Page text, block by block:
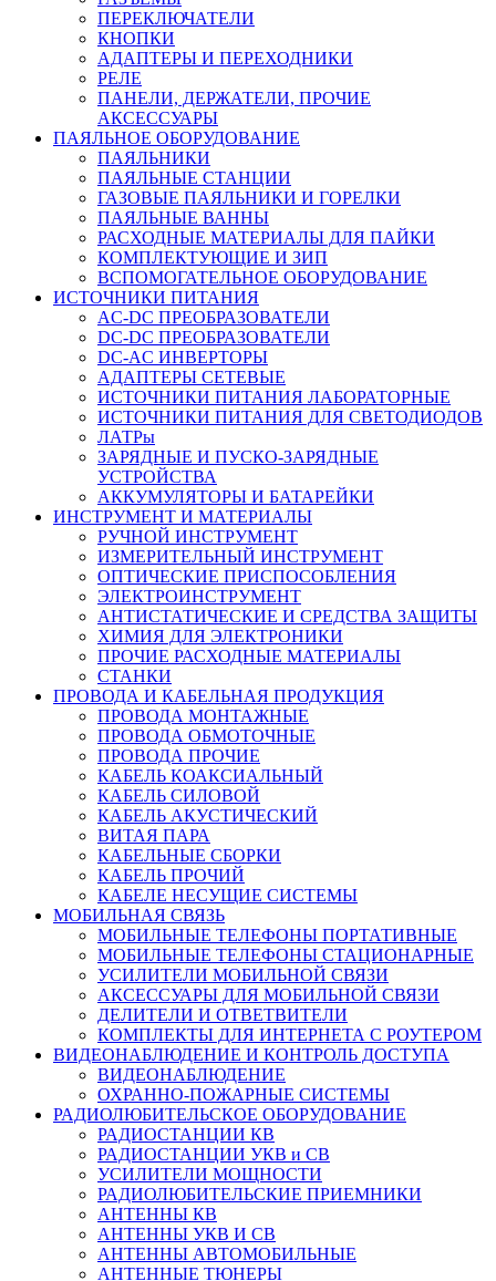
ПЕРЕКЛЮЧАТЕЛИ
КНОПКИ
АДАПТЕРЫ И ПЕРЕХОДНИКИ
РЕЛЕ
ПАНЕЛИ, ДЕРЖАТЕЛИ, ПРОЧИЕ
АКСЕССУАРЫ
ПАЯЛЬНОЕ ОБОРУДОВАНИЕ
ПАЯЛЬНИКИ
ПАЯЛЬНЫЕ СТАНЦИИ
ГАЗОВЫЕ ПАЯЛЬНИКИ И ГОРЕЛКИ
ПАЯЛЬНЫЕ ВАННЫ
РАСХОДНЫЕ МАТЕРИАЛЫ ДЛЯ ПАЙКИ
КОМПЛЕКТУЮЩИЕ И ЗИП
ВСПОМОГАТЕЛЬНОЕ ОБОРУДОВАНИЕ
ИСТОЧНИКИ ПИТАНИЯ
AC-DC ПРЕОБРАЗОВАТЕЛИ
DC-DC ПРЕОБРАЗОВАТЕЛИ
DC-AC ИНВЕРТОРЫ
АДАПТЕРЫ СЕТЕВЫЕ
ИСТОЧНИКИ ПИТАНИЯ ЛАБОРАТОРНЫЕ
ИСТОЧНИКИ ПИТАНИЯ ДЛЯ СВЕТОДИОДОВ
ЛАТРы
ЗАРЯДНЫЕ И ПУСКО-ЗАРЯДНЫЕ
УСТРОЙСТВА
АККУМУЛЯТОРЫ И БАТАРЕЙКИ
ИНСТРУМЕНТ И МАТЕРИАЛЫ
РУЧНОЙ ИНСТРУМЕНТ
ИЗМЕРИТЕЛЬНЫЙ ИНСТРУМЕНТ
ОПТИЧЕСКИЕ ПРИСПОСОБЛЕНИЯ
ЭЛЕКТРОИНСТРУМЕНТ
АНТИСТАТИЧЕСКИЕ И СРЕДСТВА ЗАЩИТЫ
ХИМИЯ ДЛЯ ЭЛЕКТРОНИКИ
ПРОЧИЕ РАСХОДНЫЕ МАТЕРИАЛЫ
СТАНКИ
ПРОВОДА И КАБЕЛЬНАЯ ПРОДУКЦИЯ
ПРОВОДА МОНТАЖНЫЕ
ПРОВОДА ОБМОТОЧНЫЕ
ПРОВОДА ПРОЧИЕ
КАБЕЛЬ КОАКСИАЛЬНЫЙ
КАБЕЛЬ СИЛОВОЙ
КАБЕЛЬ АКУСТИЧЕСКИЙ
ВИТАЯ ПАРА
КАБЕЛЬНЫЕ СБОРКИ
КАБЕЛЬ ПРОЧИЙ
КАБЕЛЕ НЕСУЩИЕ СИСТЕМЫ
МОБИЛЬНАЯ СВЯЗЬ
МОБИЛЬНЫЕ ТЕЛЕФОНЫ ПОРТАТИВНЫЕ
МОБИЛЬНЫЕ ТЕЛЕФОНЫ СТАЦИОНАРНЫЕ
УСИЛИТЕЛИ МОБИЛЬНОЙ СВЯЗИ
АКСЕССУАРЫ ДЛЯ МОБИЛЬНОЙ СВЯЗИ
ДЕЛИТЕЛИ И ОТВЕТВИТЕЛИ
КОМПЛЕКТЫ ДЛЯ ИНТЕРНЕТА С РОУТЕРОМ
ВИДЕОНАБЛЮДЕНИЕ И КОНТРОЛЬ ДОСТУПА
ВИДЕОНАБЛЮДЕНИЕ
ОХРАННО-ПОЖАРНЫЕ СИСТЕМЫ
РАДИОЛЮБИТЕЛЬСКОЕ ОБОРУДОВАНИЕ
РАДИОСТАНЦИИ КВ
РАДИОСТАНЦИИ УКВ и СВ
УСИЛИТЕЛИ МОЩНОСТИ
РАДИОЛЮБИТЕЛЬСКИЕ ПРИЕМНИКИ
АНТЕННЫ КВ
АНТЕННЫ УКВ И СВ
АНТЕННЫ АВТОМОБИЛЬНЫЕ
АНТЕННЫЕ ТЮНЕРЫ